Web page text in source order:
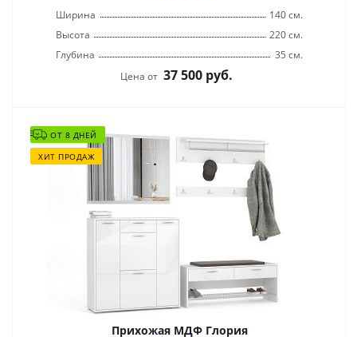
Ширина
140 см.
Высота
220 см.
Глубина
35 см.
Цена от 37 500 руб.
ОТ 8 ДНЕЙ
ХИТ ПРОДАЖ
Прихожая МДФ Глория